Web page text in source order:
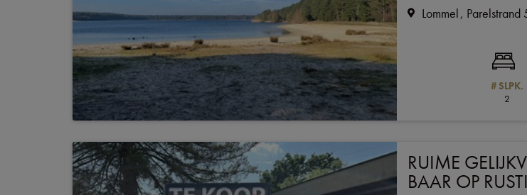
Lommel Parelstrand
# SLPK.
2
RUIME
BAAR OP